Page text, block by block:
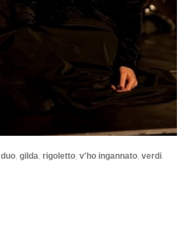
duo, gilda, rigoletto, v'ho ingannato, verdi.